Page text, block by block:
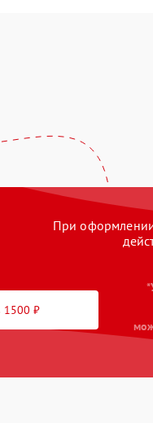
При оформлении
1500 ₽